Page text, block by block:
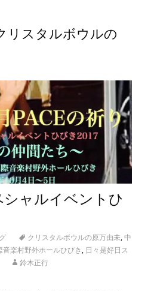
リスタルボウルの
シャルイベントひ
クリスタルボウルの原万由未,中
音楽村野外ホールひびき , 日々是好日ス
鈴木正行